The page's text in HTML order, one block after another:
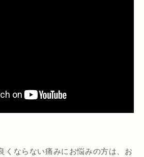
くならない痛みにお悩みの方は、お